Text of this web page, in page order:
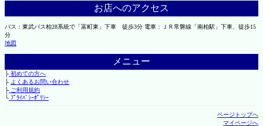
お店へのアクセス
バス：東武バス柏28系統で「富町東」下車 徒歩3分 電車：ＪＲ常磐線「南柏駅」下車、徒歩15
分
地図
メニュー
├初めての方へ
├ よくあるお問い合わせ
├ご利用規約
└ﾌﾟﾗｲﾊﾞｼｰﾎﾟﾘｼｰ
ページトップへ
マイページへ